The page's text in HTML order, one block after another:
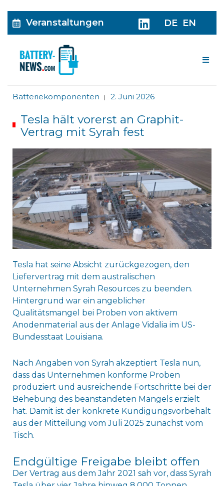
Veranstaltungen DE EN
Batteriekomponenten | 2. Juni 2026
Tesla hält vorerst an Graphit-
Vertrag mit Syrah fest
Tesla hat seine Absicht zurückgezogen, den
Liefervertrag mit dem australischen
Unternehmen Syrah Resources zu beenden.
Hintergrund war ein angeblicher
Qualitätsmangel bei Proben von aktivem
Anodenmaterial aus der Anlage Vidalia im US-
Bundesstaat Louisiana.
Nach Angaben von Syrah akzeptiert Tesla nun,
dass das Unternehmen konforme Proben
produziert und ausreichende Fortschritte bei der
Behebung des beanstandeten Mangels erzielt
hat. Damit ist der konkrete Kündigungsvorbehalt
aus der Mitteilung vom Juli 2025 zunächst vom
Tisch.
Endgültige Freigabe bleibt offen
Der Vertrag aus dem Jahr 2021 sah vor, dass Syrah